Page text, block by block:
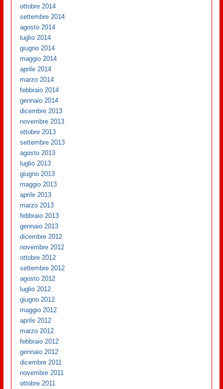
ottobre 2014
settembre 2014
agosto 2014
luglio 2014
giugno 2014
maggio 2014
aprile 2014
marzo 2014
febbraio 2014
gennaio 2014
dicembre 2013
novembre 2013
ottobre 2013
settembre 2013
agosto 2013
luglio 2013
giugno 2013
maggio 2013
aprile 2013
marzo 2013
febbraio 2013
gennaio 2013
dicembre 2012
novembre 2012
ottobre 2012
settembre 2012
agosto 2012
luglio 2012
giugno 2012
maggio 2012
aprile 2012
marzo 2012
febbraio 2012
gennaio 2012
dicembre 2011
novembre 2011
ottobre 2011